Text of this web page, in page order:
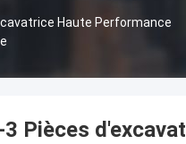
Haute Performance
Pièces